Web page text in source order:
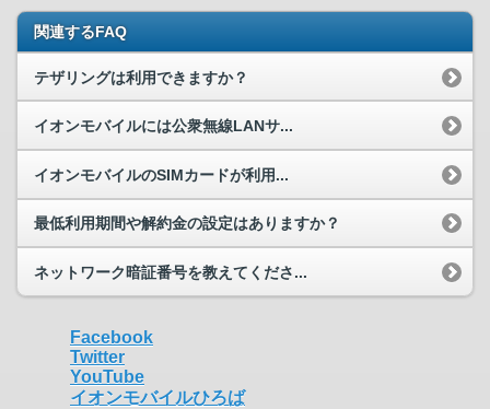
関連するFAQ
テザリングは利用できますか？
イオンモバイルには公衆無線LANサ...
イオンモバイルのSIMカードが利用...
最低利用期間や解約金の設定はありますか？
ネットワーク暗証番号を教えてくださ...
Facebook
Twitter
YouTube
イオンモバイルひろば